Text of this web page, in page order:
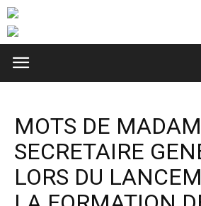
MOTS DE
SECRETAIRE
LORS DU